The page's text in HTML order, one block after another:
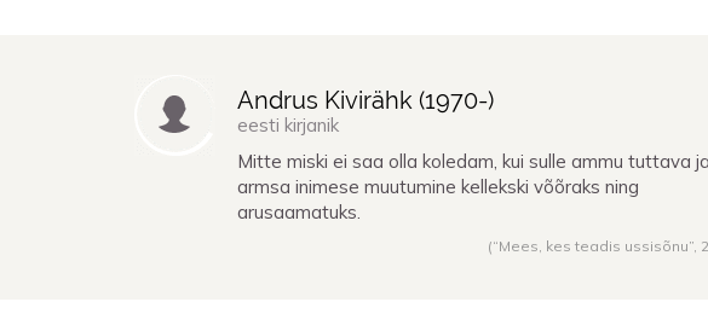
Andrus Kivirähk (1970-)
eesti kirjanik
Mitte miski ei saa olla koledam, kui sulle ammu tuttava ja
armsa inimese muutumine kellekski võõraks ning
arusaamatuks.
(“Mees, kes teadis ussisõnu”,